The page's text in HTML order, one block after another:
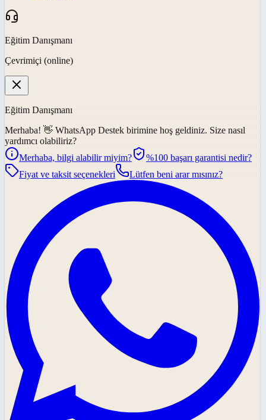
Eğitim Danışmanı
Çevrimiçi (online)
Eğitim Danışmanı
Merhaba! 👋 WhatsApp Destek birimine hoş geldiniz. Size nasıl
yardımcı olabiliriz?
Merhaba, bilgi alabilir miyim?
%100 başarı garantisi nedir?
Fiyat ve taksit seçenekleri
Lütfen beni arar mısınız?